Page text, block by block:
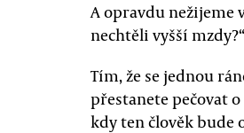
A opravdu nežijeme
nechtěli vyšší
Tím, že se jednou
přestanete pečovat
kdy ten člověk bude